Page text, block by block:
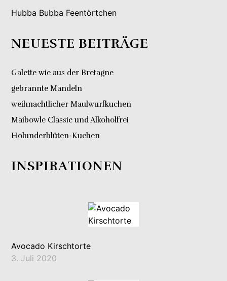
Hubba Bubba Feentörtchen
NEUESTE BEITRÄGE
Galette wie aus der Bretagne
gebrannte Mandeln
weihnachtlicher Maulwurfkuchen
Maibowle Classic und Alkoholfrei
Holunderblüten-Kuchen
INSPIRATIONEN
Avocado Kirschtorte
3. Juli 2020